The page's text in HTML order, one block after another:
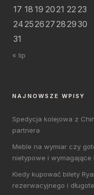
17 18 19 2021 22 23
24252627282930
31
« lip
NAJNOWSZE WPISY
Spedycja kolejowa z
partnera
Meble na wymiar czy
nietypowe i wymagające
Kiedy kupować bilety
rezerwacyjnego i